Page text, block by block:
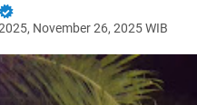
November 26, 2025 WIB